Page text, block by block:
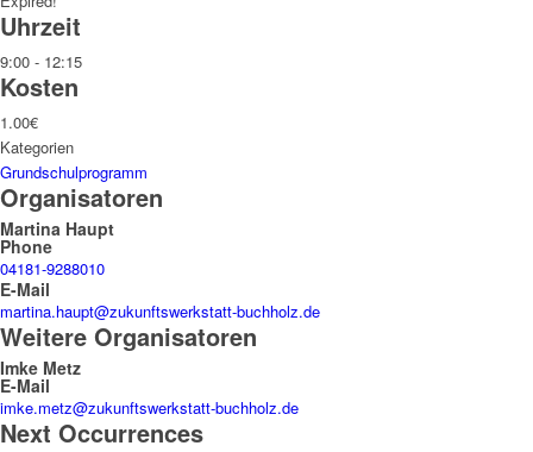
Uhrzeit
9:00 - 12:15
Kosten
1.00€
Kategorien
Grundschulprogramm
Organisatoren
Martina Haupt
Phone
04181-9288010
E-Mail
martina.haupt@zukunftswerkstatt-buchholz.de
Weitere Organisatoren
Imke Metz
E-Mail
imke.metz@zukunftswerkstatt-buchholz.de
Next Occurrences